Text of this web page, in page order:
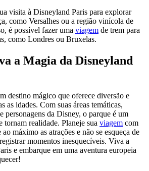
visita à Disneyland Paris para explorar
como Versalhes ou a região vinícola de
é possível fazer uma viagem de trem para
como Londres ou Bruxelas.
a Magia da Disneyland
destino mágico que oferece diversão e
as idades. Com suas áreas temáticas,
personagens da Disney, o parque é um
tornam realidade. Planeje sua viagem com
máximo as atrações e não se esqueça de
momentos inesquecíveis. Viva a
e embarque em uma aventura europeia